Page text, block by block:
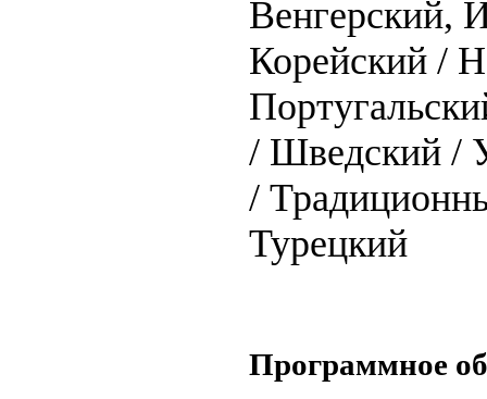
Венгерский,
Корейский /
/ Шведский /
/
Турецкий
Программное